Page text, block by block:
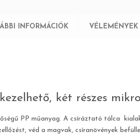
INFORMÁCIÓK
két részes
PP műanyag. A csíráztató tálca
véd a magvak, csíranövények